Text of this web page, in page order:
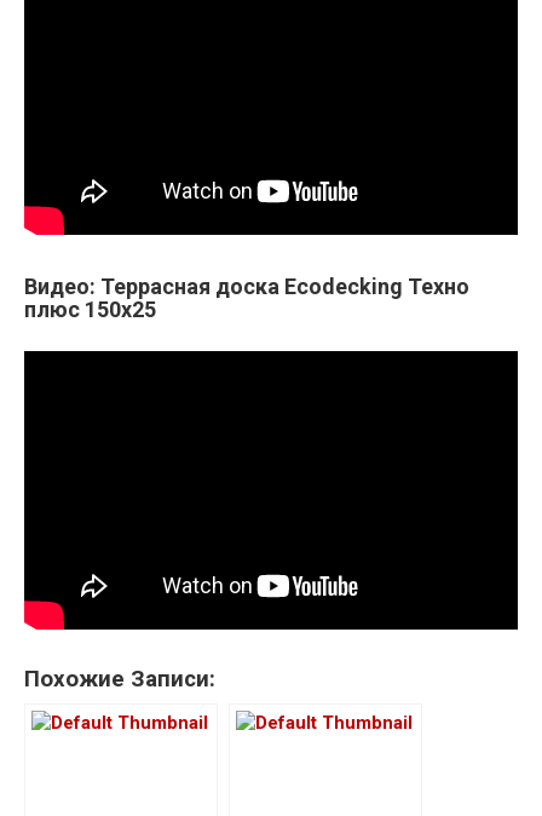
Видео: Террасная доска Ecodecking Техно
плюс 150х25
Похожие Записи: